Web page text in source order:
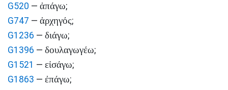
G520 — ἀπάγω;
G747 — ἀρχηγός;
G1236 — διάγω;
G1396 — δουλαγωγέω;
G1521 — εἰσάγω;
G1863 — ἐπάγω;